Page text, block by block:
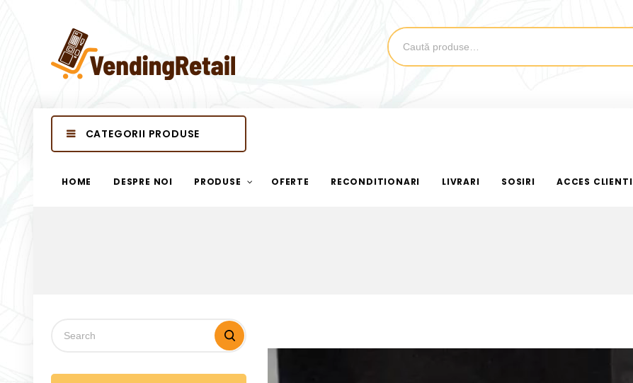
CATEGORII PRODUSE
HOME DESPRE NOI PRODUSE OFERTE RECONDITIONARI LIVRARI SOSIRI ACCES CLIENTI
Player
video